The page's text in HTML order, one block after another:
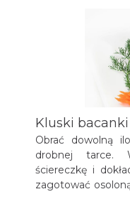
Kluski bacanki
Obrać dowolną
drobnej tarce.
ściereczkę i
zagotować